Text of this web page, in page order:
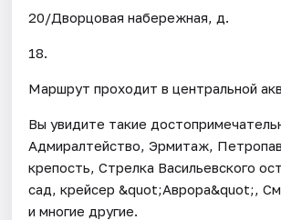
20/Дворцовая набережная, д.
18.
Маршрут проходит в центральной
Вы увидите такие
Адмиралтейство, Эрмитаж,
крепость, Стрелка Васильевского
сад, крейсер &quot;Аврора&quot;,
и многие другие.